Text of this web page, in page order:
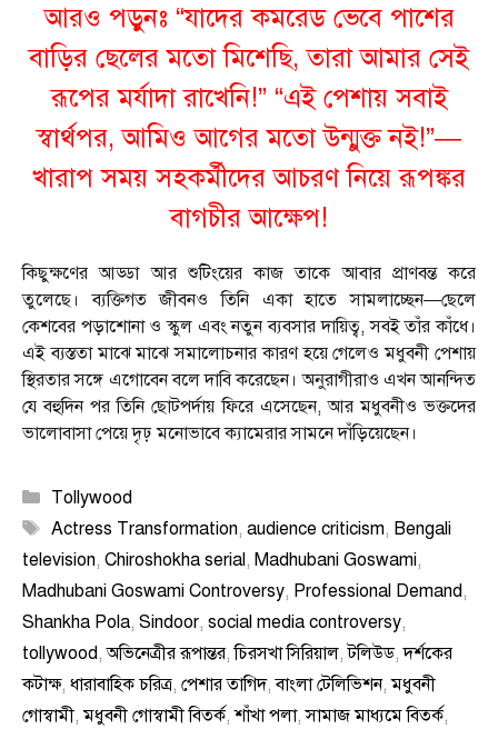
আরও পড়ুনঃ “যাদের কমরেড ভেবে পাশের
বাড়ির ছেলের মতো মিশেছি, তারা আমার সেই
রূপের মর্যাদা রাখেনি!” “এই পেশায় সবাই
স্বার্থপর, আমিও আগের মতো উন্মুক্ত নই!”—
খারাপ সময় সহকর্মীদের আচরণ নিয়ে রূপঙ্কর
বাগচীর আক্ষেপ!
কিছুক্ষণের আড্ডা আর শুটিংয়ের কাজ তাকে আবার প্রাণবন্ত করে
তুলেছে। ব্যক্তিগত জীবনও তিনি একা হাতে সামলাচ্ছেন—ছেলে
কেশবের পড়াশোনা ও স্কুল এবং নতুন ব্যবসার দায়িত্ব, সবই তাঁর কাঁধে।
এই ব্যস্ততা মাঝে মাঝে সমালোচনার কারণ হয়ে গেলেও মধুবনী পেশায়
স্থিরতার সঙ্গে এগোবেন বলে দাবি করেছেন। অনুরাগীরাও এখন আনন্দিত
যে বহুদিন পর তিনি ছোটপর্দায় ফিরে এসেছেন, আর মধুবনীও ভক্তদের
ভালোবাসা পেয়ে দৃঢ় মনোভাবে ক্যামেরার সামনে দাঁড়িয়েছেন।
Categories
Tollywood
Tags
Actress Transformation, audience criticism, Bengali
television, Chiroshokha serial, Madhubani Goswami,
Madhubani Goswami Controversy, Professional Demand,
Shankha Pola, Sindoor, social media controversy,
tollywood,অভিনেত্রীর রূপান্তর,চিরসখা সিরিয়াল,টলিউড,দর্শকের
কটাক্ষ, ধারাবাহিক চরিত্র, পেশার তাগিদ,বাংলা টেলিভিশন,মধুবনী
গোস্বামী,মধুবনী গোস্বামী বিতর্ক,শাঁখা পলা,সামাজ মাধ্যমে বিতর্ক,